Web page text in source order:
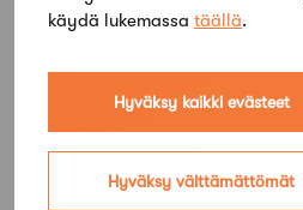
käydä lukemassa täällä.
Hyväksy kaikki evästeet
Hyväksy välttämättömät